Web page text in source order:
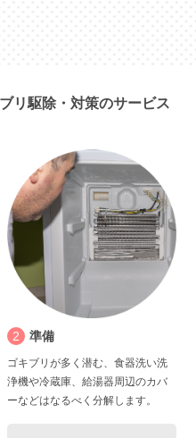
リ駆除・対策のサービス
2 準備
ゴキブリが多く潜む、食器洗い洗
浄機や冷蔵庫、給湯器周辺のカバ
ーなどはなるべく分解します。